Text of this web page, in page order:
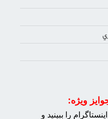
ویژه:
را ببینید و